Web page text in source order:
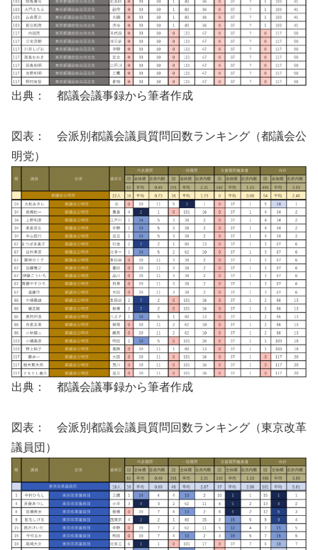
出典： 都議会議事録から筆者作成
図表： 会派別都議会議員質問回数ランキング（都議会公
明党）
出典： 都議会議事録から筆者作成
図表： 会派別都議会議員質問回数ランキング（東京改革
議員団）